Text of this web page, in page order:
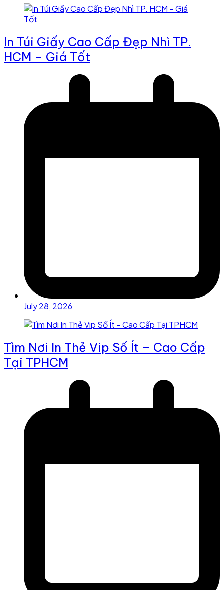
In Túi Giấy Cao Cấp Đẹp Nhì TP.
HCM – Giá Tốt
July 28, 2026
Tìm Nơi In Thẻ Vip Số Ít – Cao Cấp
Tại TPHCM